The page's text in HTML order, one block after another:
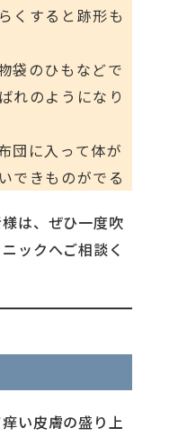
くすると跡形も
袋のひもなどで
れのようになり
団に入って体が
できものがでる
は、ぜひ一度吹
ックへご相談く
い皮膚の盛り上